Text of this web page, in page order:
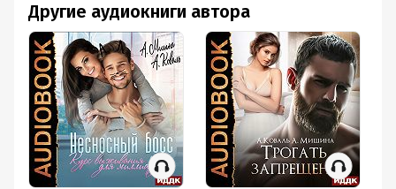
Другие аудиокниги автора